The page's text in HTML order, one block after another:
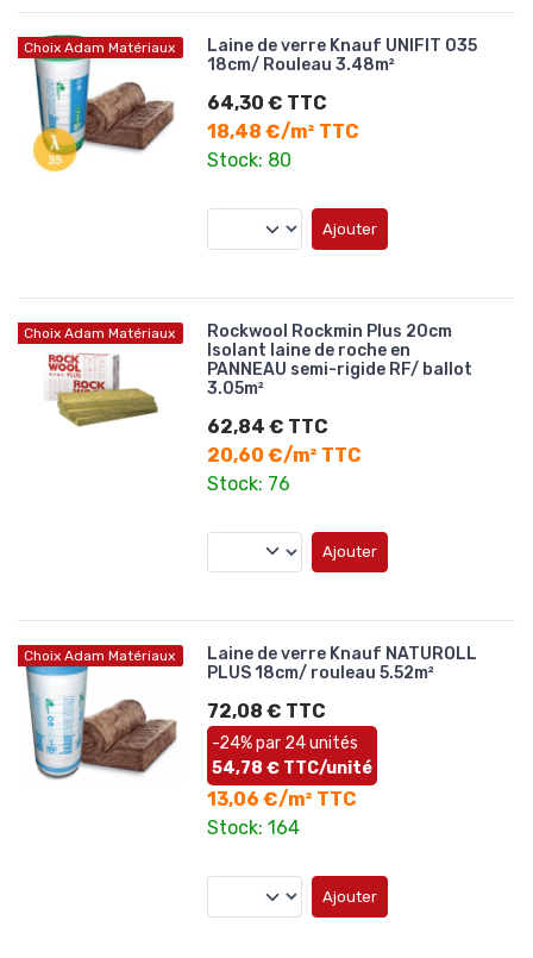
Choix Adam Matériaux
Laine de verre Knauf UNIFIT 035
18cm/ Rouleau 3.48m²
64,30 € TTC
18,48 €/m² TTC
Stock: 80
Ajouter
Choix Adam Matériaux
Rockwool Rockmin Plus 20cm
Isolant laine de roche en
PANNEAU semi-rigide RF/ ballot
3.05m²
62,84 € TTC
20,60 €/m² TTC
Stock: 76
Ajouter
Choix Adam Matériaux
Laine de verre Knauf NATUROLL
PLUS 18cm/ rouleau 5.52m²
72,08 € TTC
-24% par 24 unités
54,78 € TTC/unité
13,06 €/m² TTC
Stock: 164
Ajouter